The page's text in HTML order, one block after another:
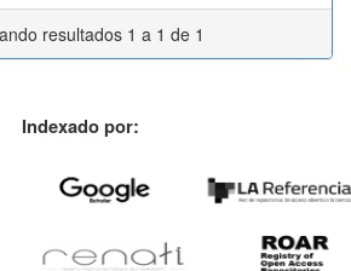
resultados 1 a 1 de 1
Indexado por: